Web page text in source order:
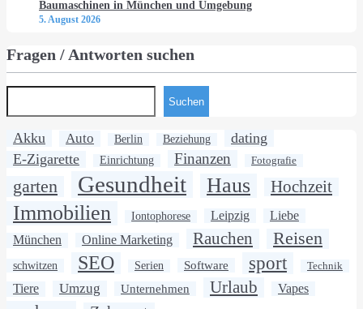
Baumaschinen in München und Umgebung
5. August 2026
Fragen / Antworten suchen
Suchen
Akku Auto Berlin Beziehung
dating
E-Zigarette
Einrichtung Finanzen Fotografie
garten Gesundheit Haus Hochzeit
Immobilien Iontophorese Leipzig Liebe
München Online Marketing Rauchen Reisen
schwitzen SEO Serien Software sport Technik
Tiere Umzug Unternehmen Urlaub Vapes